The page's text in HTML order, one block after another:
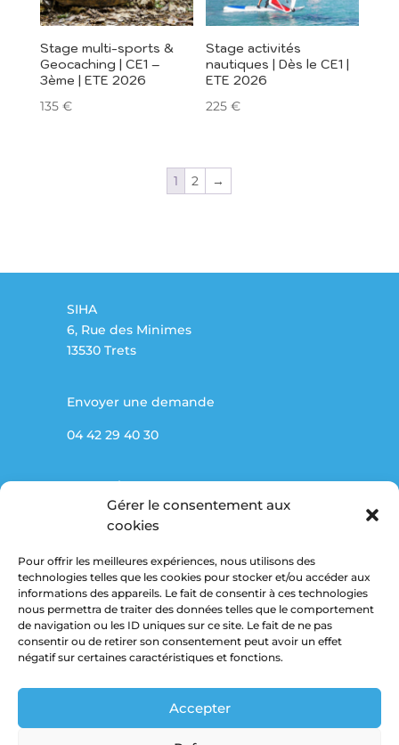
Gérer le consentement aux
cookies
Pour offrir les meilleures expériences, nous utilisons des
technologies telles que les cookies pour stocker et/ou accéder aux
informations des appareils. Le fait de consentir à ces technologies
nous permettra de traiter des données telles que le comportement
de navigation ou les ID uniques sur ce site. Le fait de ne pas
consentir ou de retirer son consentement peut avoir un effet
négatif sur certaines caractéristiques et fonctions.
Accepter
Stage multi-sports &
Geocaching | CE1 –
3ème | ETE 2026
135 €
Stage activités
nautiques | Dès le CE1 |
ETE 2026
225€
1 2 →
SIHA
6, Rue des Minimes
13530 Trets
Envoyer une demande
04 42 29 40 30
Partenaires
Marché public
Mentions légales
Politique de confidentialité
Suivez-nous